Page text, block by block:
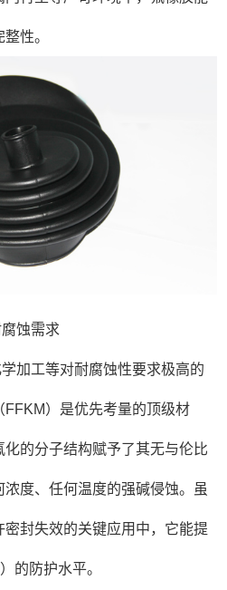
性。
蚀需求
加工等对耐腐蚀性要求极高的
）是优先考量的顶级材
的分子结构赋予了其无与伦比
度、任何温度的强碱侵蚀。虽
封失效的关键应用中，它能提
的防护水平。